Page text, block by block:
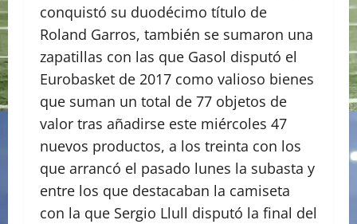
conquistó su duodécimo título de
Roland Garros, también se sumaron una
zapatillas con las que Gasol disputó el
Eurobasket de 2017 como valioso bienes
que suman un total de 77 objetos de
valor tras añadirse este miércoles 47
nuevos productos, a los treinta con los
que arrancó el pasado lunes la subasta y
entre los que destacaban la camiseta
con la que Sergio Llull disputó la final del